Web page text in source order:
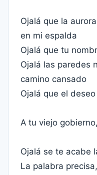
Ojalá que la
en mi espalda
Ojalá que tu
Ojalá las paredes
camino cansado
Ojalá que el
A tu viejo
Ojalá se te acabe
La palabra